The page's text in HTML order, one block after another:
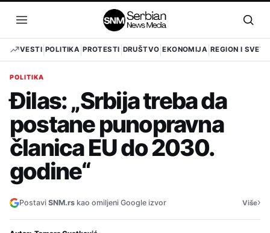
sadržaj
Otvori
meni
VESTI POLITIKA PROTESTI DRUŠTVO EKONOMIJA REGION I SVET
POLITIKA
Đilas: „Srbija treba da
postane punopravna
članica EU do 2030.
godine“
Postavi SNM.rs kao omiljeni Google izvor Više›